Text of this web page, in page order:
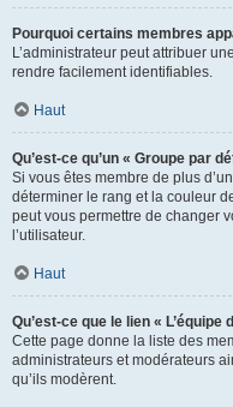
Pourquoi certains membres
L’administrateur peut attribuer
rendre facilement identifiables.
Haut
Qu’est-ce qu’un « Groupe par
Si vous êtes membre de plus
déterminer le rang et la couleur
peut vous permettre de changer
l’utilisateur.
Haut
Qu’est-ce que le lien « L’équipe
Cette page donne la liste des
administrateurs et modérateurs
qu’ils modèrent.